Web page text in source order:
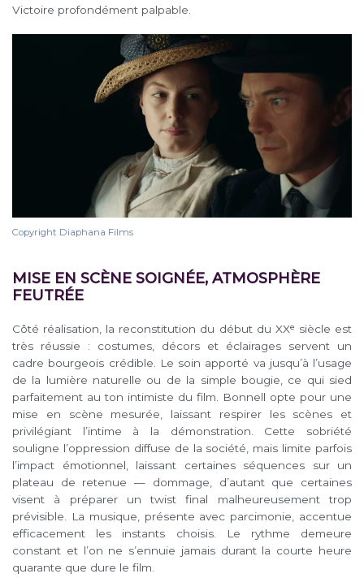
Victoire profondément palpable.
Copyright Diaphana Films
MISE EN SCÈNE SOIGNÉE, ATMOSPHÈRE
FEUTRÉE
Côté réalisation, la reconstitution du début du XXᵉ siècle est
très réussie : costumes, décors et éclairages servent un
cadre bourgeois crédible. Le soin apporté va jusqu’à l’usage
de la lumière naturelle ou de la simple bougie, ce qui sied
parfaitement au ton intimiste du film. Bonnell opte pour une
mise en scène mesurée, laissant respirer les scènes et
privilégiant l’intime à la démonstration. Cette sobriété
souligne l’oppression diffuse de la société, mais limite parfois
l’impact émotionnel, laissant certaines séquences sur un
plateau de retenue — dommage, d’autant que certaines
visent à préparer un twist final malheureusement trop
prévisible. La musique, présente avec parcimonie, accentue
efficacement les instants choisis. Le rythme demeure
constant et l’on ne s’ennuie jamais durant la courte heure
quarante que dure le film.